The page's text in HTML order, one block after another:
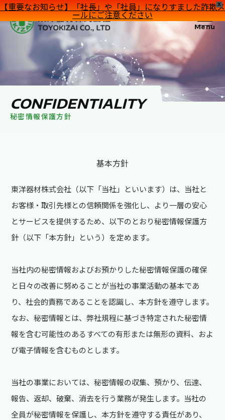
X
【重要なお知らせ】「社長」や「社員」になりすました詐欺メ
ールにご注意ください
Menu
CONFIDENTIALITY
秘密情報保護方針
基本方針
東洋器材株式会社（以下「当社」といいます）は、当社と
お客様・取引先様との信頼関係を強化し、より一層の安心
とサービスを提供するため、以下のとおり秘密情報保護方
針（以下「本方針」という）を定めます。
当社内の秘密情報およびお預かりした秘密情報保護の確保
と日々の改善に努めることが当社の事業活動の基本であ
り、社会的責務であることを認識し、本方針を遵守します。
なお、秘密情報とは、弊社規程に基づき特定された秘密情
報を含む可能性のあるすべての有形または無形の資料、およ
び電子情報を含むものとします。
当社の事業においては、秘密情報の収集、預かり、伝達、
報告、返却、破棄、消去を行う業務が発生します。当社の
全員が秘密情報を保護し、本方針を遵守する責任があり、